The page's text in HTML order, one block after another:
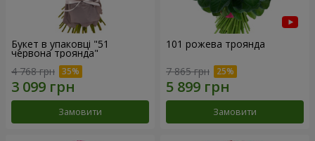
Букет в упаковці "51
червона троянда"
4 768 грн
Замовити
101 рожева троянда
7 865 грн
Замовити